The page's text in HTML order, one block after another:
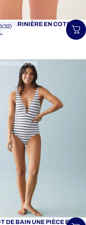
taille
(32)MARINIÈRE EN COTON
CULOTÉE
DE BAIN UNE PIÈCE EN